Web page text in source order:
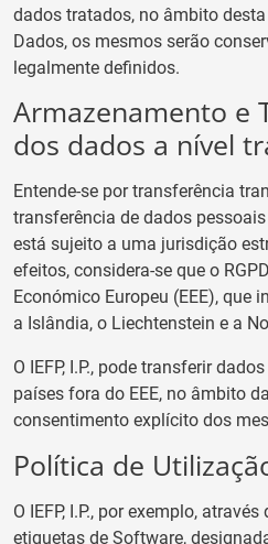
dados tratados, no âmbito
Dados, os mesmos serão
legalmente definidos.
Armazenamento e
dos dados a nível
Entende-se por transferência
transferência de dados
está sujeito a uma jurisdição
efeitos, considera-se que o
Económico Europeu (EEE), que
a Islândia, o Liechtenstein e a
O IEFP, I.P., pode transferir
países fora do EEE, no âmbito
consentimento explícito dos
Política de
O IEFP, I.P., por exemplo,
etiquetas de Software,